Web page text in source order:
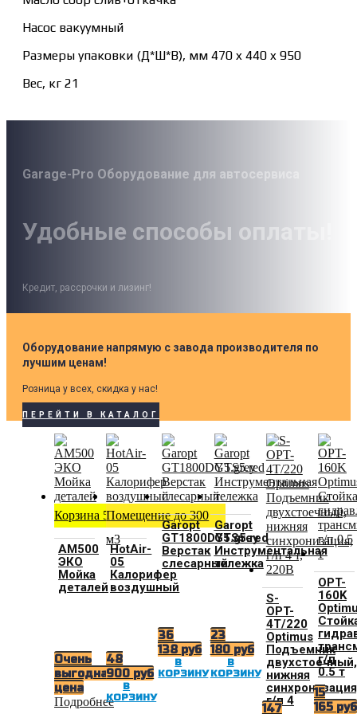
Насос вакуумный
Размеры упаковки (Д*Ш*В), мм 470 x 440 x 950
Вес, кг 21
Garage-Pro Оборудование для автосервиса
Удобные способы оплаты!
Кредит, рассрочки и лизинг!
Оборудование напрямую с завода производителя по
лучшим ценам!
Розница у всех, скидка у нас!
ПЕРЕЙТИ В КАТАЛОГ
Корзина 500 мм
АМ500
ЭКО
Мойка
деталей
Очень
выгодная
цена
Подробнее
Помещение до 300
м3
HotAir-
05
Калорифер
воздушный
48
900 руб
В
КОРЗИНУ
Garopt
GT1800DY5.grey
Верстак
слесарный
36
138 руб
В
КОРЗИНУ
Garopt
GTS5.red
Инструментальная
тележка
23
180 руб
В
КОРЗИНУ
S-
OPT-
4T/220
Optimus
Подъемник
двухстоечный,
нижняя
г/п 4
147
OPT-
160K
г/п
0.5 т
15
165 руб